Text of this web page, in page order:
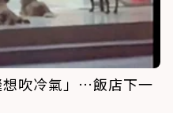
吹冷氣」…飯店下一